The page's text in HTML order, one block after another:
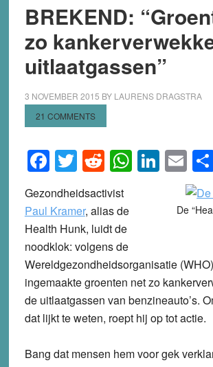
BREKEND:
zo
uitlaatgassen”
3 NOVEMBER 2015 BY LAURENS DRAGSTRA
21 COMMENTS
Facebook
Twitter
Reddit
De
Gezondheidsactivist
Paul Kramer, alias de
Health Hunk, luidt de
noodklok: volgens de
Wereldgezondheidsorganisatie
ingemaakte groenten net zo
de uitlaatgassen van benzineauto’s.
dat lijkt te weten, roept hij op tot actie.
Bang dat mensen hem voor gek